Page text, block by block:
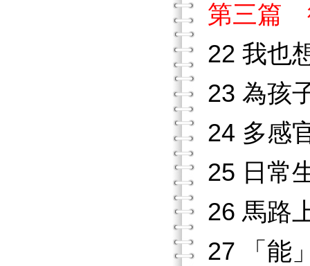
第三篇
22 我也
23 為孩
24 多感
25 日常
26 馬路
27 「能